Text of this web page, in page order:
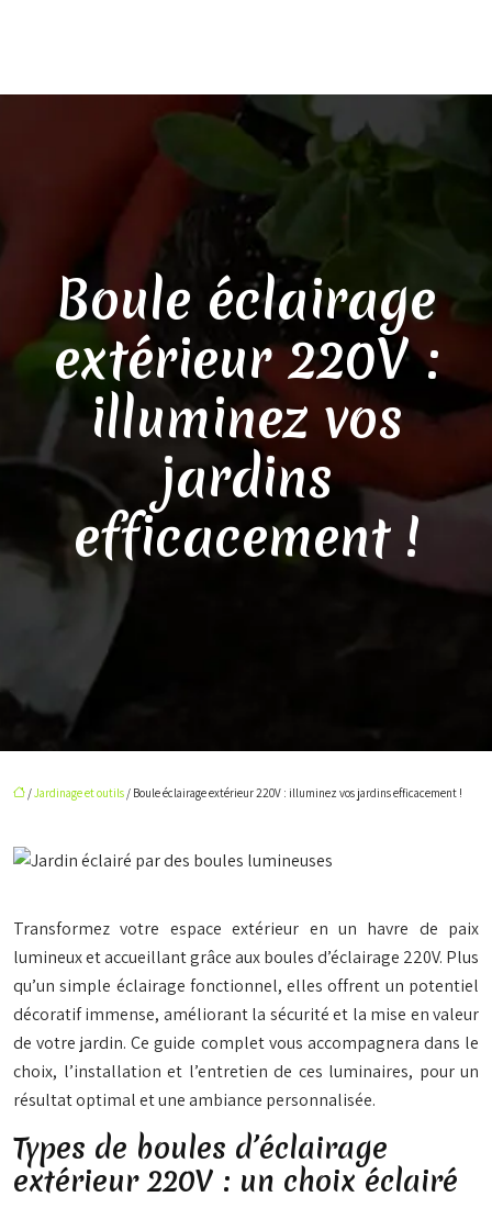
Boule éclairage
extérieur 220V :
illuminez vos
jardins
efficacement !
/Jardinage et outils / Boule éclairage extérieur 220V : illuminez vos jardins efficacement !
Transformez votre espace extérieur en un havre de paix
lumineux et accueillant grâce aux boules d’éclairage 220V. Plus
qu’un simple éclairage fonctionnel, elles offrent un potentiel
décoratif immense, améliorant la sécurité et la mise en valeur
de votre jardin. Ce guide complet vous accompagnera dans le
choix, l’installation et l’entretien de ces luminaires, pour un
résultat optimal et une ambiance personnalisée.
Types de boules d’éclairage
extérieur 220V : un choix éclairé